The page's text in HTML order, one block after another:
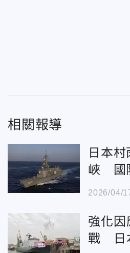
相關報導
日本
峽 國
評論
2026/04/
強化因
戰 日